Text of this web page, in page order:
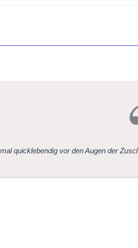
quicklebendig vor den Augen der